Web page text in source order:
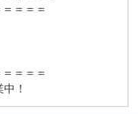
＝＝＝
＝＝＝
！